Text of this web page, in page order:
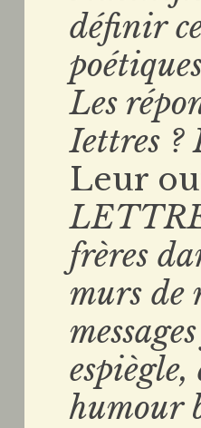
définir
Les
Iettres ?
Leur
frères
murs de
humour